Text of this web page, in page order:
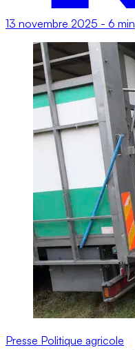
13 novembre 2025 - 6 min
Presse Politique agricole